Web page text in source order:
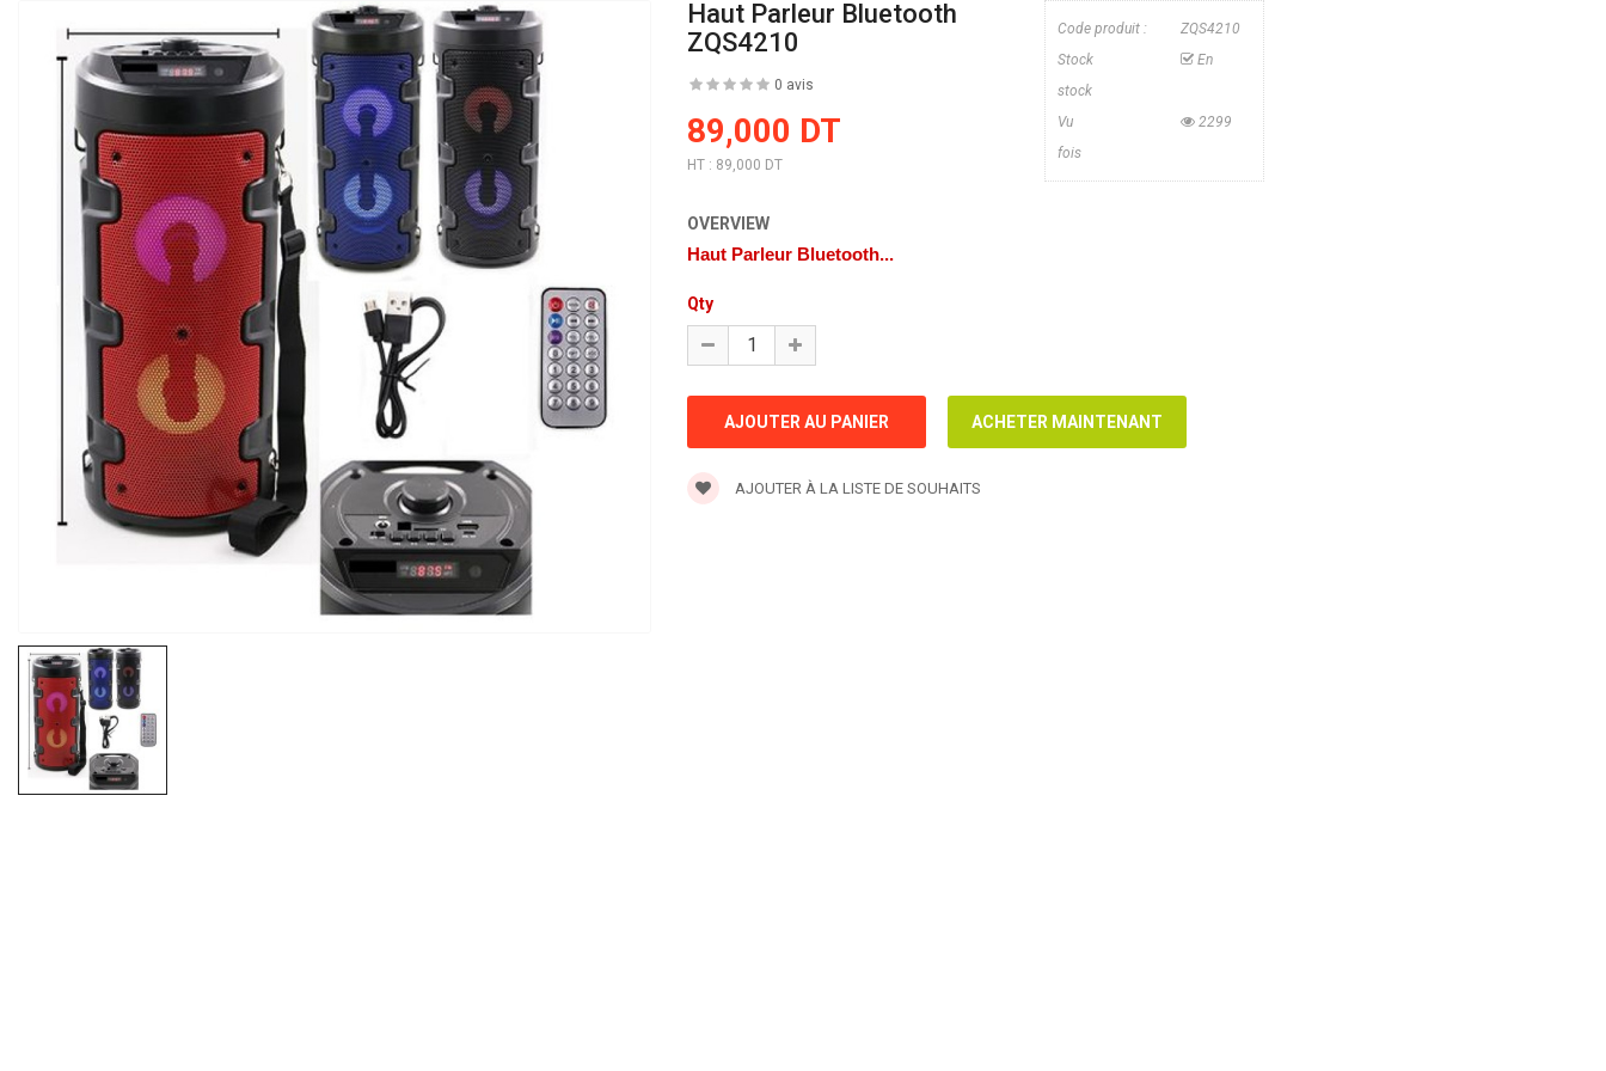
Haut Parleur Bluetooth
ZQS4210
0 avis
89,000 DT
HT : 89,000 DT
Code produit :
ZQS4210
Stock
En
stock
Vu
2299
fois
OVERVIEW
Haut Parleur Bluetooth...
Qty
AJOUTER À LA LISTE DE SOUHAITS